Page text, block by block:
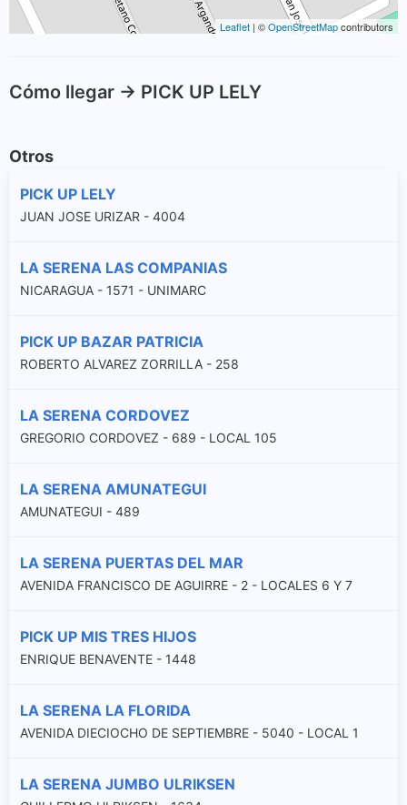
Leaflet | ©OpenStreetMapcontributors
Cómo llegar -> PICK UP LELY
Otros
PICK UP LELY
JUAN JOSE URIZAR - 4004
LA SERENA LAS COMPANIAS
NICARAGUA - 1571 - UNIMARC
PICK UP BAZAR PATRICIA
ROBERTO ALVAREZ ZORRILLA - 258
LA SERENA CORDOVEZ
GREGORIO CORDOVEZ - 689 - LOCAL 105
LA SERENA AMUNATEGUI
AMUNATEGUI - 489
LA SERENA PUERTAS DEL MAR
AVENIDA FRANCISCO DE AGUIRRE - 2 - LOCALES 6 Y 7
PICK UP MIS TRES HIJOS
ENRIQUE BENAVENTE - 1448
LA SERENA LA FLORIDA
AVENIDA DIECIOCHO DE SEPTIEMBRE - 5040 - LOCAL 1
LA SERENA JUMBO ULRIKSEN